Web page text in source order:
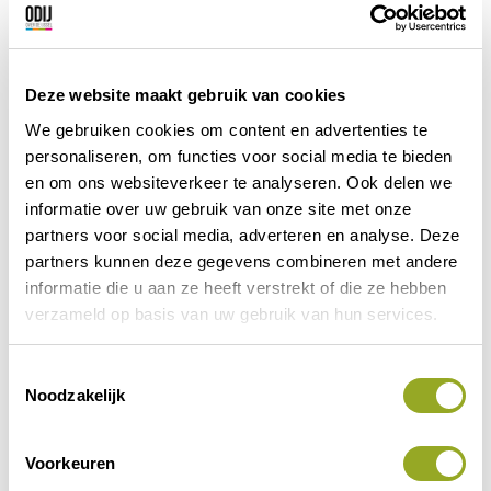
Deze website maakt gebruik van cookies
We gebruiken cookies om content en advertenties te
personaliseren, om functies voor social media te bieden
en om ons websiteverkeer te analyseren. Ook delen we
informatie over uw gebruik van onze site met onze
partners voor social media, adverteren en analyse. Deze
partners kunnen deze gegevens combineren met andere
informatie die u aan ze heeft verstrekt of die ze hebben
verzameld op basis van uw gebruik van hun services.
Noodzakelijk
Voorkeuren